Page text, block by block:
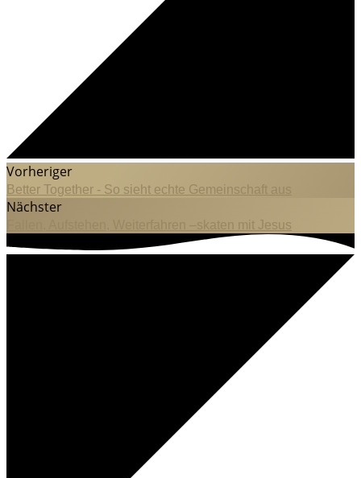
Vorheriger
Better Together - So sieht echte Gemeinschaft aus
Nächster
Fallen, Aufstehen, Weiterfahren –skaten mit Jesus